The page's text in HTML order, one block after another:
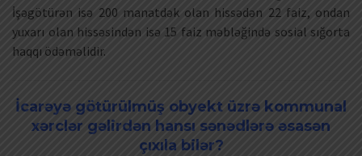
İşəgötürən isə 200 manatdək olan hissədən 22 faiz, ondan
yuxarı olan hissəsindən isə 15 faiz məbləğində sosial sığorta
haqqı ödəməlidir.
İcarəyə götürülmüş obyekt üzrə kommunal
xərclər gəlirdən hansı sənədlərə əsasən
çıxıla bilər?